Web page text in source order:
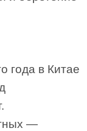
года в Китае
—